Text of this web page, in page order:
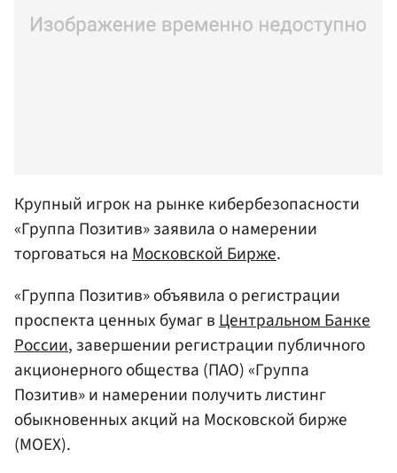
Крупный игрок на рынке кибербезопасности
«Группа Позитив» заявила о намерении
торговаться наМосковской Бирже.
«Группа Позитив» объявила о регистрации
проспекта ценных бумаг вЦентральном Банке
России, завершении регистрации публичного
акционерного общества (ПАО) «Группа
Позитив» и намерении получить листинг
обыкновенных акций на Московской бирже
(MOEX).